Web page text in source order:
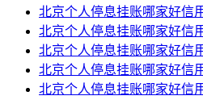
北京个人停息挂账哪家好信
北京个人停息挂账哪家好信
北京个人停息挂账哪家好信
北京个人停息挂账哪家好信
北京个人停息挂账哪家好信